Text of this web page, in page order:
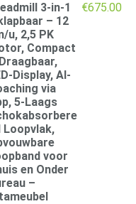
3-in-1
– 12
u, 2,5 PK
Compact
Display, AI-
via
5-Laags
Loopvlak,
voor
en Onder
–
€675.00